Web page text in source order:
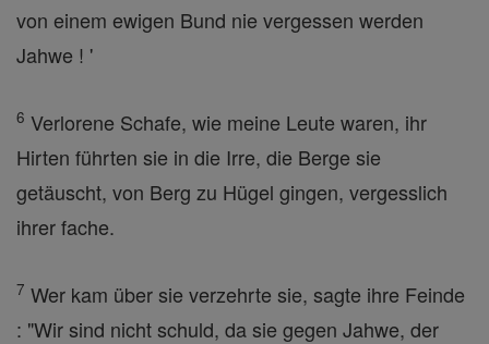
von einem ewigen Bund nie vergessen werden
Jahwe ! '
6 Verlorene Schafe, wie meine Leute waren, ihr
Hirten führten sie in die Irre, die Berge sie
getäuscht, von Berg zu Hügel gingen, vergesslich
ihrer fache.
7 Wer kam über sie verzehrte sie, sagte ihre Feinde
: "Wir sind nicht schuld, da sie gegen Jahwe, der